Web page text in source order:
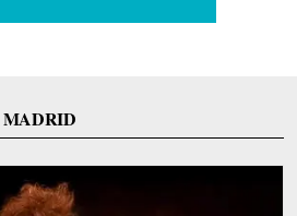
MADRID